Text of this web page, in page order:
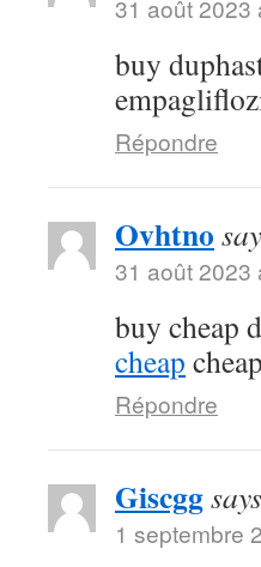
31 août 2023
buy
Répondre
Ovhtno
31 août 2023
buy cheap
cheap
Répondre
Giscgg
1 septembre